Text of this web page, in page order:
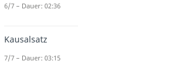
6/7 – Dauer: 02:36
Kausalsatz
7/7 – Dauer: 03:15